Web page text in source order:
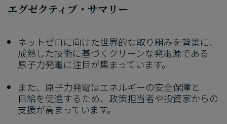
エグゼクティブ・サマリー
ネットゼロに​向けた​世界的な​取り組みを​背景に、​
成熟した​技術に​基づく​クリーンな​発電源である​
原子力発電に​注目が​集まっています。
また、​原子力発電は​エネルギーの​安全保障と​
自給を​促進する​ため、​政策担当者や投資家からの​
支援が​高まっています。